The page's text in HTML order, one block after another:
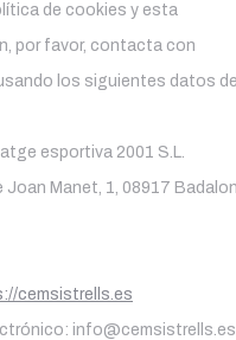
de cookies y esta
por favor, contacta con
los siguientes datos de
esportiva 2001 S.L.
Joan Manet, 1, 08917
cemsistrells.es
info@cemsistrells.es